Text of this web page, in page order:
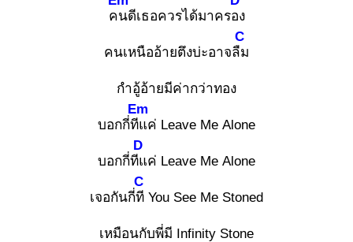
คนดีเธอควรได้มาครอง
คนเหนืออ้ายตึงบ่ะอาจลืม
C
กำอู้อ้ายมีค่ากว่าทอง
บอกกี่ทีแ
Em
ค่ Leave Me Alone
บอกกี่ทีแ
D
ค่ Leave Me Alone
เจอกันกี่ที
C
You See Me Stoned
เหมือนกับพี่มี Infinity Stone